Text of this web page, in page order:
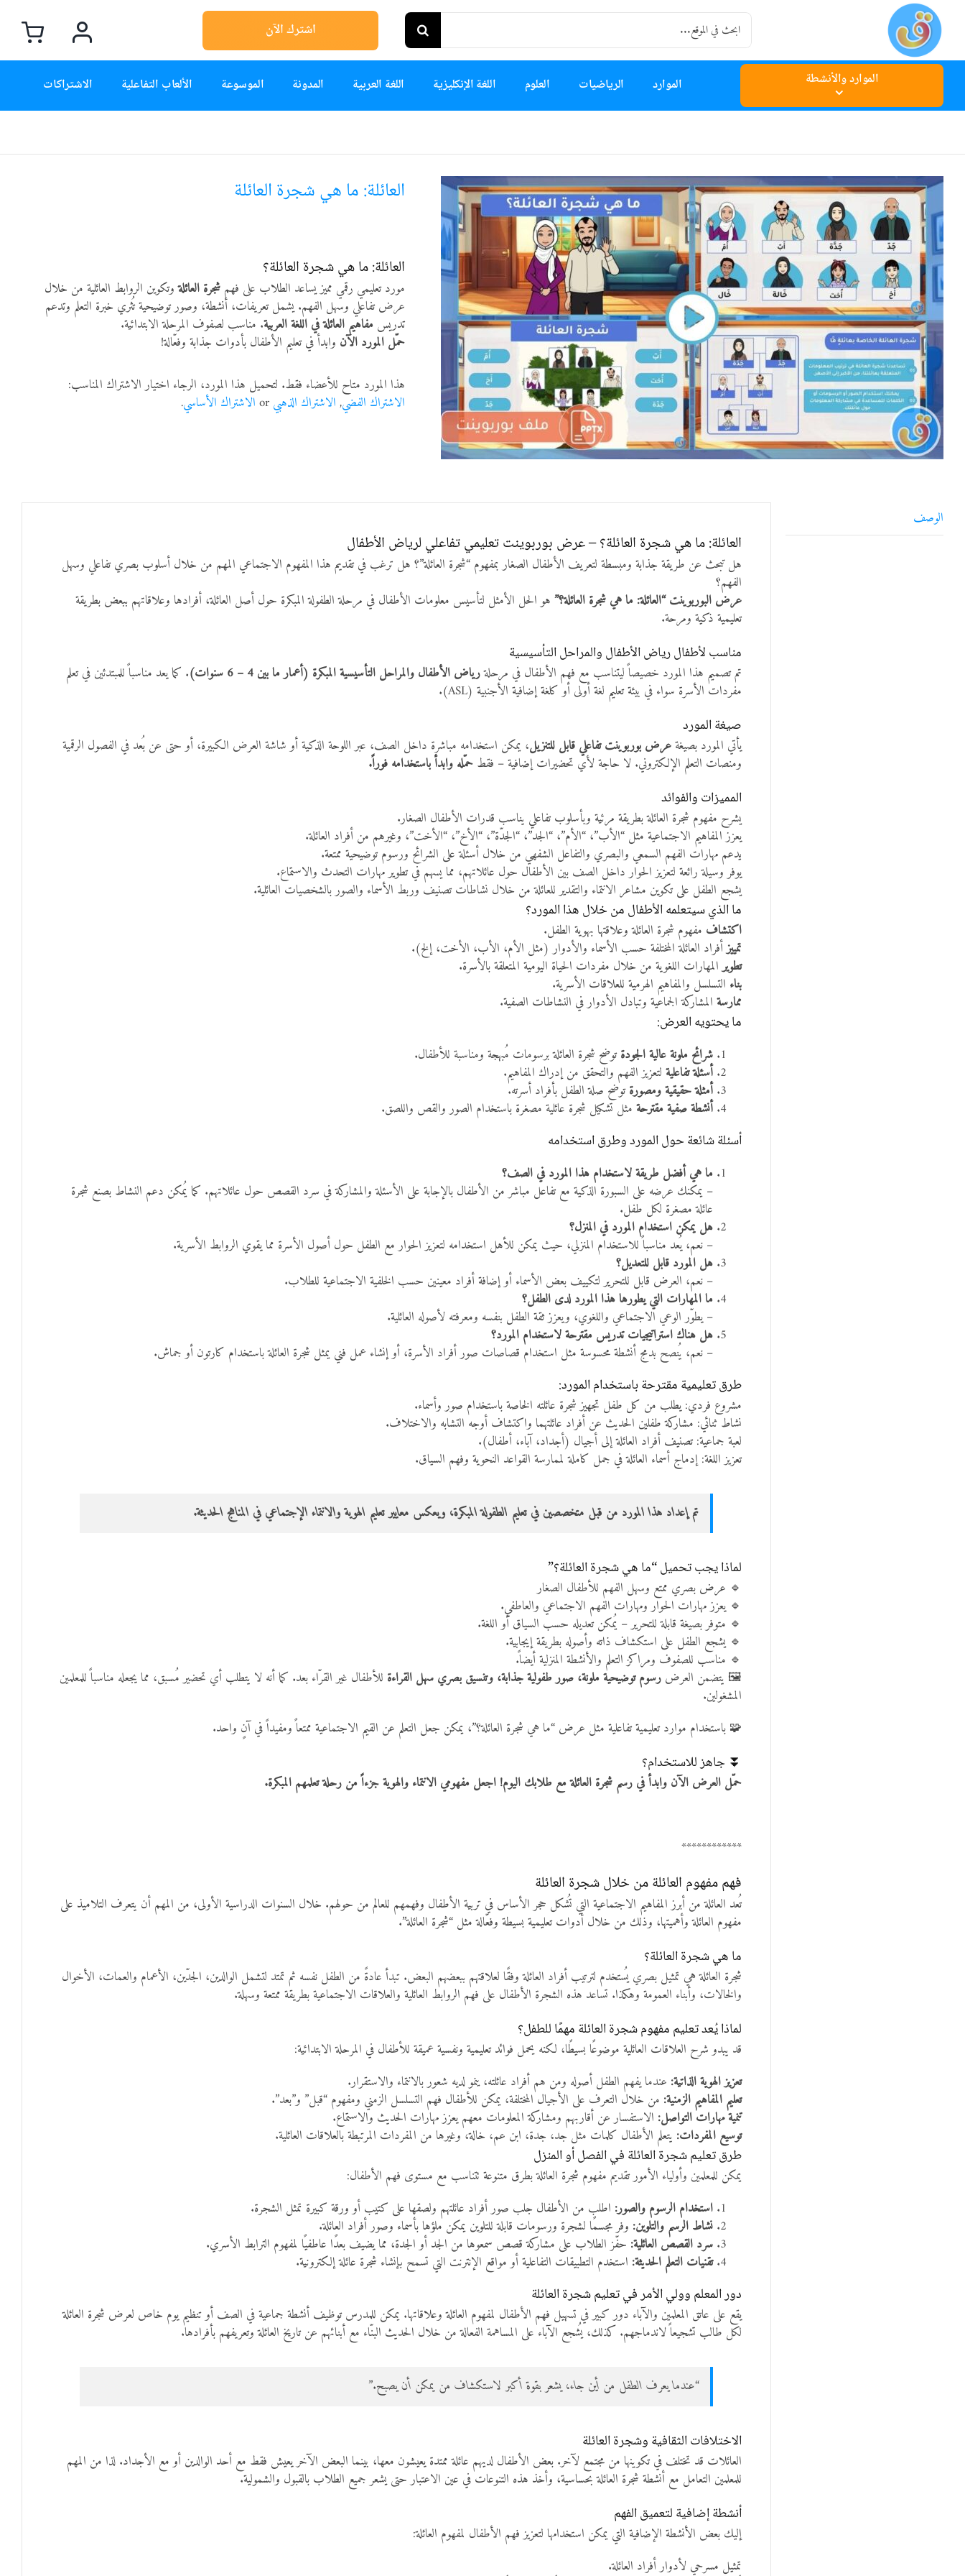
content
Search
for:
اشترك الآن
الموارد والأنشطة الموارد الرياضيات العلوم اللغة الإنكليزية اللغة العربية المدونة الموسوعة الألعاب التفاعلية الاشتراكات
العائلة: ما هي شجرة العائلة
العائلة: ما هي شجرة العائلة؟
مورد تعليمي رقمي مميز يساعد الطلاب على فهم شجرة العائلةوتكوين الروابط العائلية من خلال
عرض تفاعلي وسهل الفهم. يشمل تعريفات، أنشطة، وصور توضيحية تُثري خبرة التعلم وتدعم
تدريس مفاهيم العائلة في اللغة العربية. مناسب لصفوف المرحلة الابتدائية.
حمّل المورد الآن وابدأ في تعليم الأطفال بأدوات جذابة وفعّالة!
هذا المورد متاح للأعضاء فقط. لتحميل هذا المورد، الرجاء اختيار الاشتراك المناسب:
الاشتراك الفضي, الاشتراك الذهبي الاشتراك الأساسي.
الوصف
العائلة: ما هي شجرة العائلة؟ – عرض بوربوينت تعليمي تفاعلي لرياض الأطفال
هل تبحث عن طريقة جذابة ومبسطة لتعريف الأطفال الصغار بمفهوم “شجرة العائلة”؟ هل ترغب في تقديم هذا المفهوم الاجتماعي المهم من خلال أسلوب بصري تفاعلي وسهل
الفهم؟
عرض البوربوينت “العائلة: ما هي شجرة العائلة؟” هو الحل الأمثل لتأسيس معلومات الأطفال في مرحلة الطفولة المبكرة حول أصل العائلة، أفرادها وعلاقاتهم ببعض بطريقة
تعليمية ذكية ومرحة.
مناسب لأطفال رياض الأطفال والمراحل التأسيسية
تم تصميم هذا المورد خصيصاً ليتناسب مع فهم الأطفال في مرحلةرياض الأطفال والمراحل التأسيسية المبكرة (أعمار ما بين 4 – 6 سنوات)
. كما يعد مناسباً للمبتدئين في تعلم
مفردات الأسرة سواء في بيئة تعليم لغة أولى أو كلغة إضافية الأجنبية (ASL).
صيغة المورد
يأتي المورد بصيغةعرض بوربوينت تفاعلي قابل للتنزيل، يمكن استخدامه مباشرة داخل الصف، عبر اللوحة الذكية أو شاشة العرض الكبيرة، أو حتى عن بُعد في الفصول الرقمية
ومنصات التعلم الإلكتروني. لا حاجة لأي تحضيرات إضافية – فقط حمّله وابدأ باستخدامه فوراً.
المميزات والفوائد
يشرح مفهوم شجرة العائلة بطريقة مرئية وبأسلوب تفاعلي يناسب قدرات الأطفال الصغار.
يعزز المفاهيم الاجتماعية مثل “الأب”، “الأم”، “الجد”، “الجدّة”، “الأخ”، “الأخت”، وغيرهم من أفراد العائلة.
يدعم مهارات الفهم السمعي والبصري والتفاعل الشفهي من خلال أسئلة على الشرائح ورسوم توضيحية ممتعة.
يوفر وسيلة رائعة لتعزيز الحوار داخل الصف بين الأطفال حول عائلاتهم، مما يسهم في تطوير مهارات التحدث والاستماع.
يشجع الطفل على تكوين مشاعر الانتماء والتقدير للعائلة من خلال نشاطات تصنيف وربط الأسماء والصور بالشخصيات العائلية.
ما الذي سيتعلمه الأطفال من خلال هذا المورد؟
اكتشاف مفهوم شجرة العائلة وعلاقتها بهوية الطفل.
تمييزأفراد العائلة المختلفة حسب الأسماء والأدوار (مثل الأم، الأب، الأخت، إلخ).
تطويرالمهارات اللغوية من خلال مفردات الحياة اليومية المتعلقة بالأسرة.
بناء التسلسل والمفاهيم الهرمية للعلاقات الأسرية.
ممارسة المشاركة الجماعية وتبادل الأدوار في النشاطات الصفية.
ما يحتويه العرض:
شرائح ملونة عالية الجودةتوضح شجرة العائلة برسومات مُبهجة ومناسبة للأطفال.
أسئلة تفاعلية لتعزيز الفهم والتحقق من إدراك المفاهيم.
أمثلة حقيقية ومصورةتوضح صلة الطفل بأفراد أسرته.
أنشطة صفية مقترحة مثل تشكيل شجرة عائلية مصغرة باستخدام الصور والقص واللصق.
أسئلة شائعة حول المورد وطرق استخدامه
ما هي أفضل طريقة لاستخدام هذا المورد في الصف؟
– يمكنك عرضه على السبورة الذكية مع تفاعل مباشر من الأطفال بالإجابة على الأسئلة والمشاركة في سرد القصص حول عائلاتهم. كما يُمكن دعم النشاط بصنع شجرة
عائلة مصغرة لكل طفل.
هل يمكن استخدام المورد في المنزل؟
– نعم، يُعد مناسباً للاستخدام المنزلي، حيث يمكن للأهل استخدامه لتعزيز الحوار مع الطفل حول أصول الأسرة مما يقوي الروابط الأسرية.
هل المورد قابل للتعديل؟
– نعم، العرض قابل للتحرير لتكييف بعض الأسماء أو إضافة أفراد معينين حسب الخلفية الاجتماعية للطلاب.
ما المهارات التي يطورها هذا المورد لدى الطفل؟
– يطوّر الوعي الاجتماعي واللغوي، ويعزز ثقة الطفل بنفسه ومعرفته لأصوله العائلية.
هل هناك استراتيجيات تدريس مقترحة لاستخدام المورد؟
– نعم، يُنصح بدمج أنشطة محسوسة مثل استخدام قصاصات صور أفراد الأسرة، أو إنشاء عمل فني يمثل شجرة العائلة باستخدام كارتون أو جماش.
طرق تعليمية مقترحة باستخدام المورد:
مشروع فردي: يطلب من كل طفل تجهيز شجرة عائلته الخاصة باستخدام صور وأسماء.
نشاط ثنائي: مشاركة طفلين الحديث عن أفراد عائلتهما واكتشاف أوجه التشابه والاختلاف.
لعبة جماعية: تصنيف أفراد العائلة إلى أجيال (أجداد، آباء، أطفال).
تعزيز اللغة: إدماج أسماء العائلة في جمل كاملة لممارسة القواعد النحوية وفهم السياق.
تم إعداد هذا المورد من قبل متخصصين في تعليم الطفولة المبكرة، ويعكس معايير تعليم الهوية والانتماء الإجتماعي في المناهج الحديثة.
لماذا يجب تحميل “ما هي شجرة العائلة؟”
🔹 عرض بصري ممتع وسهل الفهم للأطفال الصغار
🔹 يعزز مهارات الحوار ومهارات الفهم الاجتماعي والعاطفي.
🔹 متوفر بصيغة قابلة للتحرير – يُمكن تعديله حسب السياق أو اللغة.
🔹 يشجع الطفل على استكشاف ذاته وأصوله بطريقة إيجابية.
🔹 مناسب للصفوف ومراكز التعلم والأنشطة المنزلية أيضاً.
🖼️ يتضمن العرض رسوم توضيحية ملونة، صور طفولية جذابة، وتنسيق بصري سهل القراءة للأطفال غير القرّاء بعد. كما أنه لا يتطلب أي تحضير مُسبق، مما يجعله مناسباً للمعلمين
المشغولين.
🧩 باستخدام موارد تعليمية تفاعلية مثل عرض “ما هي شجرة العائلة؟”، يمكن جعل التعلم عن القيم الاجتماعية ممتعاً ومفيداً في آنٍ واحد.
⏬ جاهز للاستخدام؟
حمّل العرض الآن وابدأ في رسم شجرة العائلة مع طلابك اليوم! اجعل مفهومي الانتماء والهوية جزءاً من رحلة تعلمهم المبكرة.
************
فهم مفهوم العائلة من خلال شجرة العائلة
تُعد العائلة من أبرز المفاهيم الاجتماعية التي تُشكل حجر الأساس في تربية الأطفال وفهمهم للعالم من حولهم. خلال السنوات الدراسية الأولى، من المهم أن يتعرف التلاميذ على
مفهوم العائلة وأهميتها، وذلك من خلال أدوات تعليمية بسيطة وفعّالة مثل “شجرة العائلة”.
ما هي شجرة العائلة؟
شجرة العائلة هي تمثيل بصري يُستخدم لترتيب أفراد العائلة وفقًا لعلاقتهم ببعضهم البعض. تبدأ عادةً من الطفل نفسه ثم تمتد لتشمل الوالدين، الجدّين، الأعمام والعمات، الأخوال
والخالات، وأبناء العمومة وهكذا. تساعد هذه الشجرة الأطفال على فهم الروابط العائلية والعلاقات الاجتماعية بطريقة ممتعة وسهلة.
لماذا يُعد تعليم مفهوم شجرة العائلة مهمًا للطفل؟
قد يبدو شرح العلاقات العائلية موضوعًا بسيطًا، لكنه يحمل فوائد تعليمية ونفسية عميقة للأطفال في المرحلة الابتدائية:
تعزيز الهوية الذاتية: عندما يفهم الطفل أصوله ومن هم أفراد عائلته، ينمو لديه شعور بالانتماء والاستقرار.
تعليم المفاهيم الزمنية: من خلال التعرف على الأجيال المختلفة، يمكن للأطفال فهم التسلسل الزمني ومفهوم “قبل” و”بعد”.
تنمية مهارات التواصل: الاستفسار عن أقاربهم ومشاركة المعلومات معهم يعزز مهارات الحديث والاستماع.
توسيع المفردات: يتعلم الأطفال كلمات مثل جد، جدة، ابن عم، خالة، وغيرها من المفردات المرتبطة بالعلاقات العائلية.
طرق تعليم شجرة العائلة في الفصل أو المنزل
يمكن للمعلمين وأولياء الأمور تقديم مفهوم شجرة العائلة بطرق متنوعة تتناسب مع مستوى فهم الأطفال:
استخدام الرسوم والصور: اطلب من الأطفال جلب صور أفراد عائلتهم ولصقها على كتيب أو ورقة كبيرة تمثل الشجرة.
نشاط الرسم والتلوين: وفر مجسمًا لشجرة ورسومات قابلة للتلوين يمكن ملؤها بأسماء وصور أفراد العائلة.
سرد القصص العائلية: حفّز الطلاب على مشاركة قصص سمعوها من الجد أو الجدة، مما يضيف بعدًا عاطفيًا لمفهوم الترابط الأسري.
تقنيات التعلم الحديثة: استخدم التطبيقات التفاعلية أو مواقع الإنترنت التي تسمح بإنشاء شجرة عائلة إلكترونية.
دور المعلم وولي الأمر في تعليم شجرة العائلة
يقع على عاتق المعلمين والآباء دور كبير في تسهيل فهم الأطفال لمفهوم العائلة وعلاقاتها. يمكن للمدرس توظيف أنشطة جماعية في الصف أو تنظيم يوم خاص لعرض شجرة العائلة
لكل طالب تشجيعاً لاندماجهم. كذلك، يُشجع الآباء على المساهمة الفعالة من خلال الحديث البنّاء مع أبنائهم عن تاريخ العائلة وتعريفهم بأفرادها.
“عندما يعرف الطفل من أين جاء، يشعر بقوة أكبر لاستكشاف من يمكن أن يصبح.”
الاختلافات الثقافية وشجرة العائلة
العائلات قد تختلف في تكوينها من مجتمع لآخر. بعض الأطفال لديهم عائلة ممتدة يعيشون معها، بينما البعض الآخر يعيش فقط مع أحد الوالدين أو مع الأجداد. لذا من المهم
للمعلمين التعامل مع أنشطة شجرة العائلة بحساسية، وأخذ هذه التنوعات في عين الاعتبار حتى يشعر جميع الطلاب بالقبول والشمولية.
أنشطة إضافية لتعميق الفهم
إليك بعض الأنشطة الإضافية التي يمكن استخدامها لتعزيز فهم الأطفال لمفهوم العائلة:
تمثيل مسرحي لأدوار أفراد العائلة.